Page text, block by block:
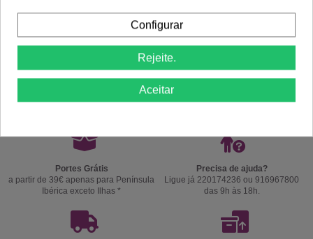
Portes Grátis
a partir de 39€ apenas para Península
Ibérica exceto Ilhas *
Precisa de ajuda?
Ligue já 220174236 ou 916967800
das 9h às 18h.
Configurar
Rejeite.
Aceitar